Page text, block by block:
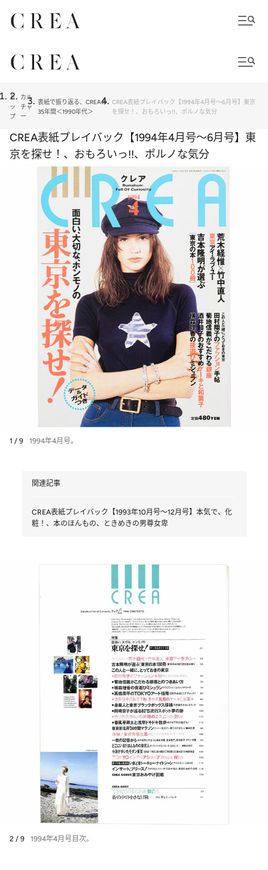
ト
ッ
プ
カル
チャ
ー
表紙で振り返る、CREAの
35年間＜1990年代＞
CREA表紙プレイバック【1994年4月号～6月号】東京
を探せ！、おもろいっ!!︎、ポルノな気分
CREA表紙プレイバック【1994年4月号～6月号】東
京を探せ！、おもろいっ!!︎、ポルノな気分
1 / 9 1994年4月号。
関連記事
CREA表紙プレイバック【1993年10月号～12月号】本気で、化
粧！、本のほんもの、ときめきの男尊女卑
2 / 9 1994年4月号目次。